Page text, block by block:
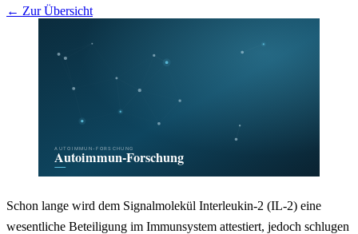
← Zur Übersicht
Schon lange wird dem Signalmolekül Interleukin-2 (IL-2) eine
wesentliche Beteiligung im Immunsystem attestiert, jedoch schlugen